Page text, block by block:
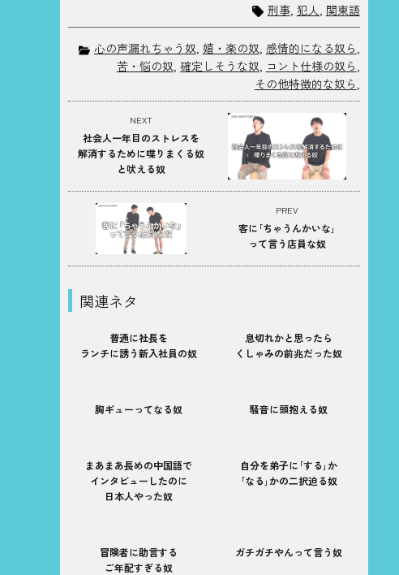
刑事, 犯人 関東語
心の声漏れちゃう奴, 嬉・楽の奴, 感情的になる奴ら,
苦・悩の奴, 確定しそうな奴, コント仕様の奴ら,
その他特徴的な奴ら,
PREV
客に｢ちゃうんかいな｣
って言う店員な奴
NEXT
社会人一年目のストレスを
解消するために喋りまくる奴
と吠える奴
関連ネタ
普通に社長を
ランチに誘う新入社員の奴
息切れかと思ったら
くしゃみの前兆だった奴
胸ギューってなる奴 騒音に頭抱える奴
まあまあ長めの中国語で
インタビューしたのに
日本人やった奴
自分を弟子に｢する｣か
｢なる｣かの二択迫る奴
冒険者に助言する
ご年配すぎる奴
ガチガチやんって言う奴